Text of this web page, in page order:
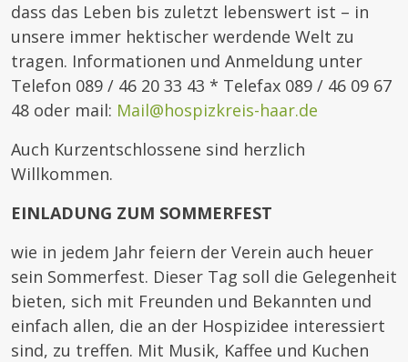
dass das Leben bis zuletzt lebenswert ist – in
unsere immer hektischer werdende Welt zu
tragen. Informationen und Anmeldung unter
Telefon 089 / 46 20 33 43 * Telefax 089 / 46 09 67
48 oder mail: Mail@hospizkreis-haar.de
Auch Kurzentschlossene sind herzlich
Willkommen.
EINLADUNG ZUM SOMMERFEST
wie in jedem Jahr feiern der Verein auch heuer
sein Sommerfest. Dieser Tag soll die Gelegenheit
bieten, sich mit Freunden und Bekannten und
einfach allen, die an der Hospizidee interessiert
sind, zu treffen. Mit Musik, Kaffee und Kuchen